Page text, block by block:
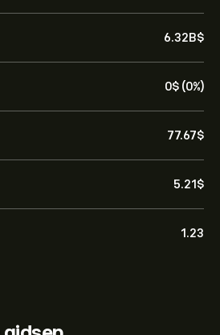
6.32B‎$‎
0‎$‎ (0%)
77.67‎$‎
5.21‎$‎
1.23